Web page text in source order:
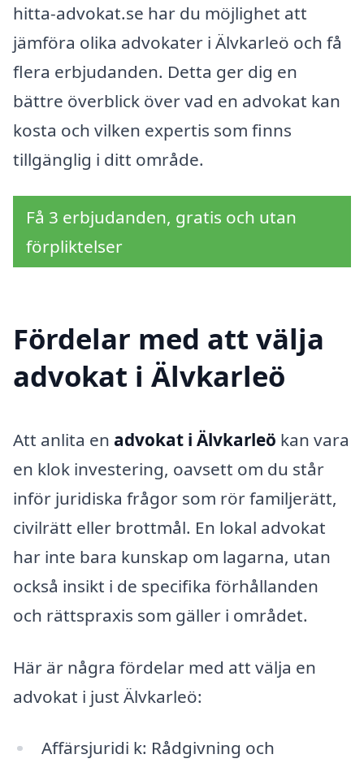
hitta-advokat.se har du möjlighet att
jämföra olika advokater i Älvkarleö och få
flera erbjudanden. Detta ger dig en
bättre överblick över vad en advokat kan
kosta och vilken expertis som finns
tillgänglig i ditt område.
Få 3 erbjudanden, gratis och utan
förpliktelser
Fördelar med att välja
advokat i Älvkarleö
Att anlita en advokat i Älvkarleö kan vara
en klok investering, oavsett om du står
inför juridiska frågor som rör familjerätt,
civilrätt eller brottmål. En lokal advokat
har inte bara kunskap om lagarna, utan
också insikt i de specifika förhållanden
och rättspraxis som gäller i området.
Här är några fördelar med att välja en
advokat i just Älvkarleö:
Affärsjuridi k: Rådgivning och